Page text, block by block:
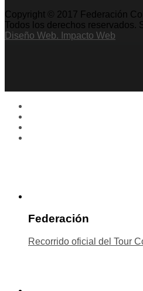
Copyright © 2017 Federación
Todos los derechos reservados.
Diseño Web. Impacto Web
Federación
Recorrido oficial del Tour